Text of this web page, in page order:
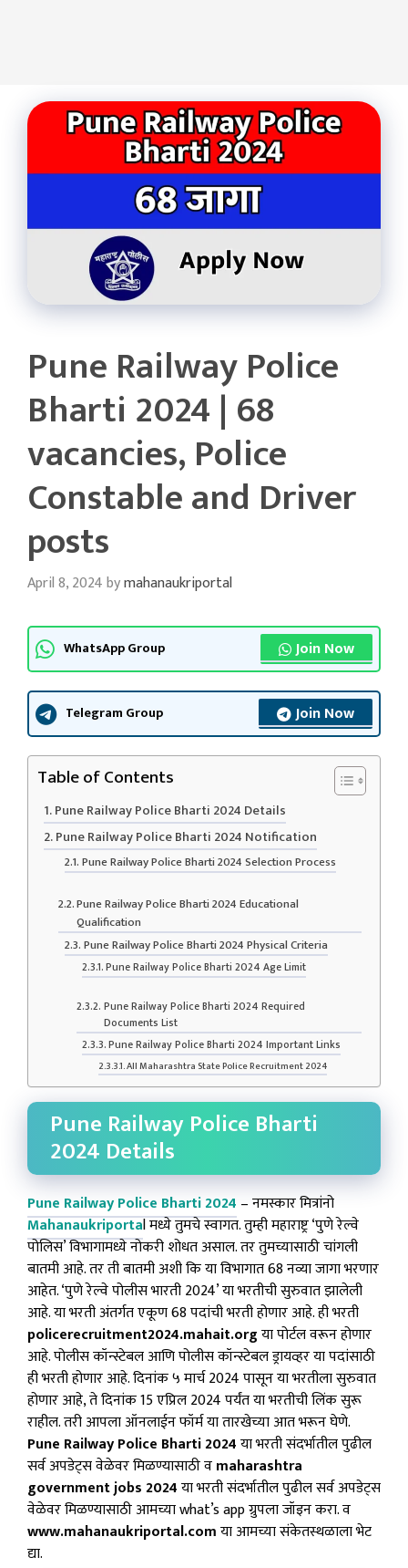
Pune Railway Police
Bharti 2024 | 68
vacancies, Police
Constable and Driver
posts
April 8, 2024bymahanaukriportal
WhatsApp Group Join Now
Telegram Group Join Now
Table of Contents
Pune Railway Police Bharti 2024 Details
Pune Railway Police Bharti 2024 Notification
Pune Railway Police Bharti 2024 Selection Process
Pune Railway Police Bharti 2024 Educational
Qualification
Pune Railway Police Bharti 2024 Physical Criteria
Pune Railway Police Bharti 2024 Age Limit
Pune Railway Police Bharti 2024 Required
Documents List
Pune Railway Police Bharti 2024 Important Links
All Maharashtra State Police Recruitment 2024
Pune Railway Police Bharti
2024 Details
Pune Railway Police Bharti 2024 – नमस्कार मित्रांनो
Mahanaukriportal मध्ये तुमचे स्वागत. तुम्ही महाराष्ट्र ‘पुणे रेल्वे
पोलिस’ विभागामध्ये नोकरी शोधत असाल. तर तुमच्यासाठी चांगली
बातमी आहे. तर ती बातमी अशी कि या विभागात 68 नव्या जागा भरणार
आहेत. ‘पुणे रेल्वे पोलीस भारती 2024’ या भरतीची सुरुवात झालेली
आहे. या भरती अंतर्गत एकूण 68 पदांची भरती होणार आहे. ही भरती
policerecruitment2024.mahait.orgया पोर्टल वरून होणार
आहे. पोलीस कॉन्स्टेबल आणि पोलीस कॉन्स्टेबल ड्रायव्हर या पदांसाठी
ही भरती होणार आहे. दिनांक ५ मार्च 2024 पासून या भरतीला सुरुवात
होणार आहे, ते दिनांक 15 एप्रिल 2024 पर्यंत या भरतीची लिंक सुरू
राहील. तरी आपला ऑनलाईन फॉर्म या तारखेच्या आत भरून घेणे.
Pune Railway Police Bharti 2024या भरती संदर्भातील पुढील
सर्व अपडेट्स वेळेवर मिळण्यासाठी वmaharashtra
government jobs 2024या भरती संदर्भातील पुढील सर्व अपडेट्स
वेळेवर मिळण्यासाठी आमच्या what’s app ग्रुपला जॉइन करा. व
www.mahanaukriportal.comया आमच्या संकेतस्थळाला भेट
द्या.